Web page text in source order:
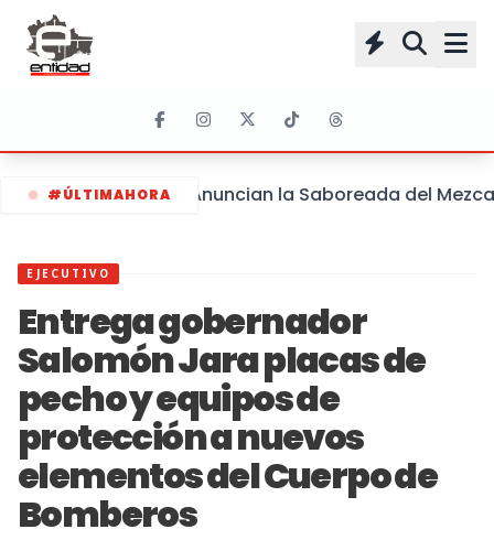
#ÚLTIMAHORA Anuncian la Saboreada del
EJECUTIVO
Entrega gobernador
Salomón Jara placas de
pecho y equipos de
protección a nuevos
elementos del Cuerpo de
Bomberos